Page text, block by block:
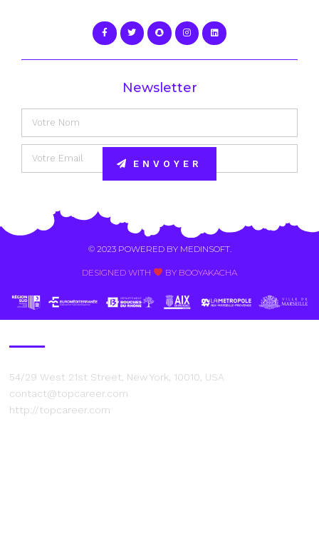
Newsletter
ENVOYER
© 2023 POWERED BY MEDINSOFT.
DESIGNED WITH BY BOOYAKACHA​
54/29 West 21st Street, New York, 10010, USA
contact@topcareer.com
http://topcareer.com